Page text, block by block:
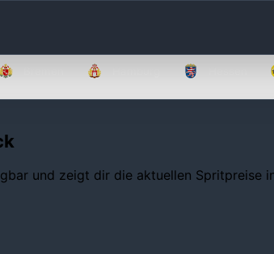
und zeigt dir die aktuellen Spritpreise